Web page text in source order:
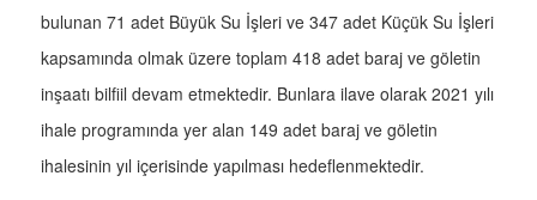
bulunan 71 adet Büyük Su İşleri ve 347 adet Küçük Su İşleri
kapsamında olmak üzere toplam 418 adet baraj ve göletin
inşaatı bilfiil devam etmektedir. Bunlara ilave olarak 2021 yılı
ihale programında yer alan 149 adet baraj ve göletin
ihalesinin yıl içerisinde yapılması hedeflenmektedir.